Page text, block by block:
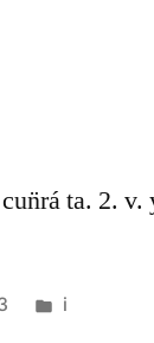
ta. 2. v.
i